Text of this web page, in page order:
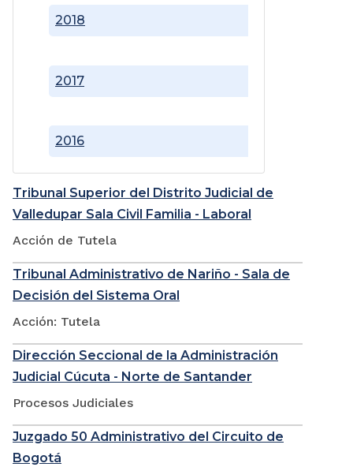
2016
2017
2018
Tribunal Superior del Distrito Judicial de
Valledupar Sala Civil Familia - Laboral
Acción de Tutela
Tribunal Administrativo de Nariño - Sala de
Decisión del Sistema Oral
Acción: Tutela
Dirección Seccional de la Administración
Judicial Cúcuta - Norte de Santander
Procesos Judiciales
Juzgado 50 Administrativo del Circuito de
Bogotá